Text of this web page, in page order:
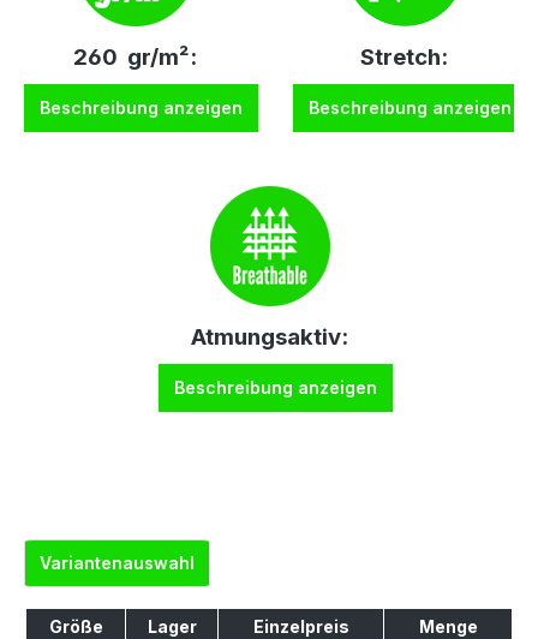
260 gr/m²:
Beschreibung anzeigen
Stretch:
Beschreibung anzeigen
Atmungsaktiv:
Beschreibung anzeigen
Variantenauswahl
Größe Lager Einzelpreis Menge